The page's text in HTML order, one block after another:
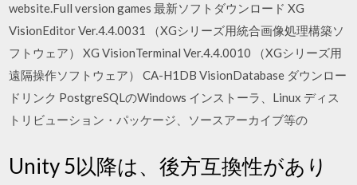
website.Full version games 最新ソフトダウンロード XG
VisionEditor Ver.4.4.0031 （XGシリーズ用統合画像処理構築ソ
フトウェア） XG VisionTerminal Ver.4.4.0010 （XGシリーズ用
遠隔操作ソフトウェア） CA-H1DB VisionDatabase ダウンロー
ドリンク PostgreSQLのWindows インストーラ、Linux ディス
トリビューション・パッケージ、ソースアーカイブ等の
Unity 5以降は、後方互換性があり